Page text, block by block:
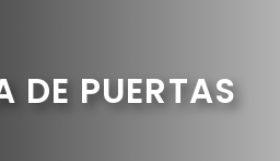
DE PUERTAS